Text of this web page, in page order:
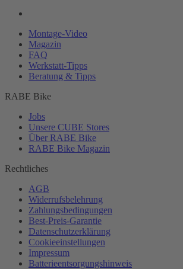
Montage-Video
Magazin
FAQ
Werkstatt-Tipps
Beratung & Tipps
RABE Bike
Jobs
Unsere CUBE Stores
Über RABE Bike
RABE Bike Magazin
Rechtliches
AGB
Widerrufsbelehrung
Zahlungsbedingungen
Best-Preis-Garantie
Datenschutzerklärung
Cookieeinstellungen
Impressum
Batterieentsorgungshinweis